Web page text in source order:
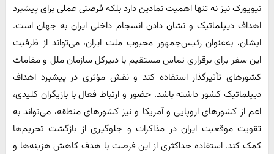
نیویورک نیز نه تنها اهمیت نمادین دارد بلکه فرصتی عملی برای پیشبرد
اهداف دیپلماتیک و نشان دادن انسجام داخلی ایران به جهان است.
ایشان، به‌عنوان رئیس‌جمهور محبوب ملت ایران، می‌تواند از ظرفیت
این سفر برای برقراری تماس مستقیم با دبیرکل سازمان ملل و مقامات
کشورهای تأثیرگذار استفاده کند و نقش مؤثری در پیشبرد اهداف
دیپلماتیک کشور داشته باشد. حضور و ارتباط فعال با بازیگران کلیدی،
اعم از کشورهای اروپایی و آمریکا و نیز کشورهای منطقه، می‌تواند به
تقویت موقعیت ایران در مذاکرات و جلوگیری از بازگشت تحریم‌ها
کمک کند. استفاده حداکثری از این فرصت با هدف کاهش هزینه‌ها و